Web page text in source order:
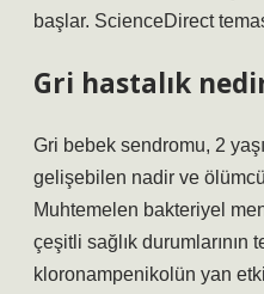
başlar. ScienceDirect
Gri hastalık
Gri bebek sendromu, 2
gelişebilen nadir ve
Muhtemelen bakteriyel
çeşitli sağlık
kloronampenikolün yan